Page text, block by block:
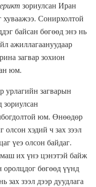
зориулсан Иран
хуваажээ. Сонирхолтой
байсан бөгөөд энэ нь
ажиллагаануудаар
загвар зохион
юм.
урлагийн загварын
зориулсан
юм. Өнөөдөр
олсон хэдий ч зах зээл
үеэ олсон байдаг.
их үнэ цэнэтэй байж
бөгөөд үүнд
зах зээл дээр дуудлага